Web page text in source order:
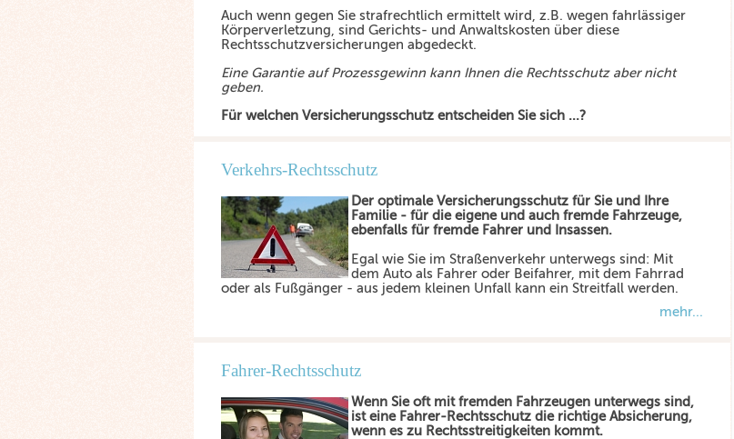
Auch wenn gegen Sie strafrechtlich ermittelt wird, z.B. wegen fahrlässiger
Körperverletzung, sind Gerichts- und Anwaltskosten über diese
Rechtsschutzversicherungen abgedeckt.
Eine Garantie auf Prozessgewinn kann Ihnen die Rechtsschutz aber nicht
geben.
Für welchen Versicherungsschutz entscheiden Sie sich ...?
Verkehrs-Rechtsschutz
Der optimale Versicherungsschutz für Sie und Ihre
Familie - für die eigene und auch fremde Fahrzeuge,
ebenfalls für fremde Fahrer und Insassen.
Egal wie Sie im Straßenverkehr unterwegs sind: Mit
dem Auto als Fahrer oder Beifahrer, mit dem Fahrrad
oder als Fußgänger - aus jedem kleinen Unfall kann ein Streitfall werden.
mehr...
Fahrer-Rechtsschutz
Wenn Sie oft mit fremden Fahrzeugen unterwegs sind,
ist eine Fahrer-Rechtsschutz die richtige Absicherung,
wenn es zu Rechtsstreitigkeiten kommt.